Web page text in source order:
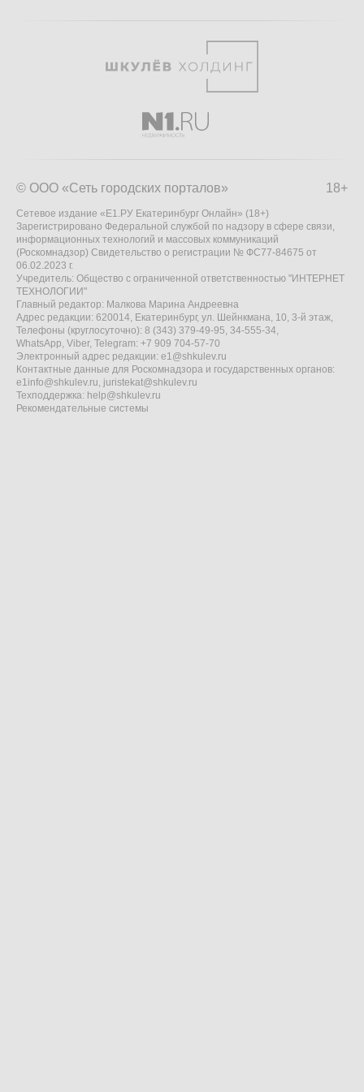
18+
© ООО «Сеть городских порталов»
Сетевое издание «Е1.РУ Екатеринбург Онлайн» (18+)
Зарегистрировано Федеральной службой по надзору в сфере связи,
информационных технологий и массовых коммуникаций
(Роскомнадзор) Свидетельство о регистрации № ФС77-84675 от
06.02.2023 г.
Учредитель: Общество с ограниченной ответственностью "ИНТЕРНЕТ
ТЕХНОЛОГИИ"
Главный редактор: Малкова Марина Андреевна
Адрес редакции: 620014, Екатеринбург, ул. Шейнкмана, 10, 3-й этаж,
Телефоны (круглосуточно): 8 (343) 379-49-95, 34-555-34,
WhatsApp, Viber, Telegram: +7 909 704-57-70
Электронный адрес редакции: e1@shkulev.ru
Контактные данные для Роскомнадзора и государственных органов:
e1info@shkulev.ru, juristekat@shkulev.ru
Техподдержка: help@shkulev.ru
Рекомендательные системы